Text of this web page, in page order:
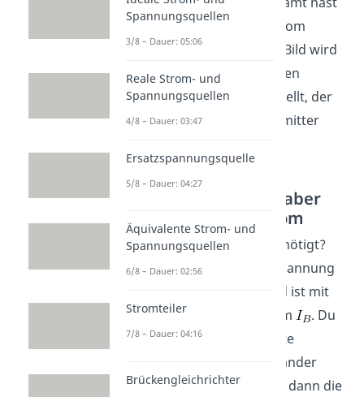
du also einen Stromfluss vom
Emitter zum Kollektor. Im Bild wird
das üblicherweise durch den
Kollektorstrom
dargestellt, der
aber vom Kollektor zum Emitter
Kleiner Basisstrom, aber
großer Kollektorstrom
Und was hast du dafür benötigt?
Nur eine relativ geringe Spannung
, was gleichbedeutend ist mit
einem geringen Basisstrom
. Du
hast also diese drei dotierte
Schichten, die klug miteinander
verbunden sind. Indem du dann die
Spannungsquellen
3/8 – Dauer: 05:06
Reale Strom- und
Spannungsquellen
4/8 – Dauer: 03:47
Ersatzspannungsquelle
5/8 – Dauer: 04:27
Äquivalente Strom- und
Spannungsquellen
6/8 – Dauer: 02:56
Stromteiler
7/8 – Dauer: 04:16
Brückengleichrichter